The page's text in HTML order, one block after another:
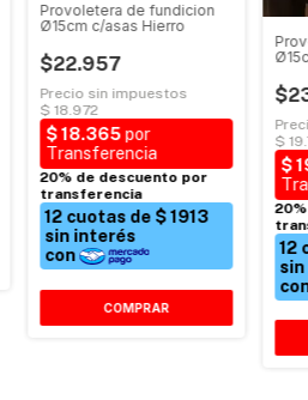
Provoletera de fundicion
Ø15cm c/asas Hierro
$22.957